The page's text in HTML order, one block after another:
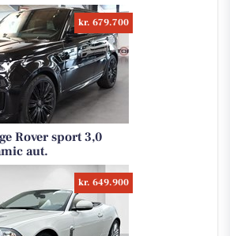
kr. 679.700
Rover sport 3,0
aut.
kr. 649.900